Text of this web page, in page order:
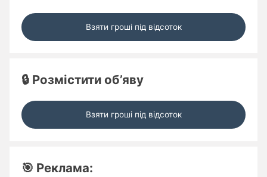
Взяти гроші під відсоток
🔒 Розмістити об’яву
Взяти гроші під відсоток
🎯 Реклама: